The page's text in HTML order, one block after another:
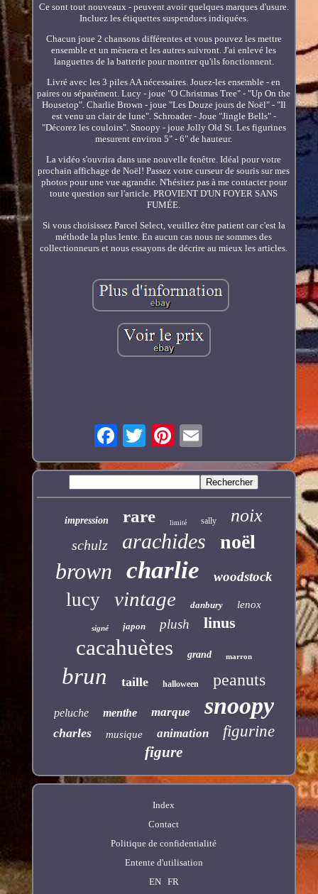
Ce sont tout nouveaux - peuvent avoir quelques marques d'usure.
Incluez les étiquettes suspendues indiquées.
Chacun joue 2 chansons différentes et vous pouvez les mettre
ensemble et un mènera et les autres suivront. J'ai enlevé les
languettes de la batterie pour montrer qu'ils fonctionnent.
Livré avec les 3 piles AA nécessaires. Jouez-les ensemble - en
paires ou séparément. Lucy - joue "O Christmas Tree" - "Up On the
Housetop". Charlie Brown - joue "Les Douze jours de Noël" - "Il
est venu un clair de lune". Schroader - Joue "Jingle Bells" -
"Décorez les couloirs". Snoopy - joue Jolly Old St. Les figurines
mesurent environ 5" - 6" de hauteur.
La vidéo s'ouvrira dans une nouvelle fenêtre. Idéal pour votre
prochain affichage de Noël! Passez votre curseur de souris sur mes
photos pour une vue agrandie. N'hésitez pas à me contacter pour
toute question sur l'article. PROVIENT D'UN FOYER SANS
FUMÉE.
Si vous choisissez Parcel Select, veuillez être patient car c'est la
méthode la plus lente. En aucun cas nous ne sommes des
collectionneurs et nous essayons de décrire au mieux les articles.
impression rare limité sally noix
schulz arachides noël
brown charlie woodstock
lucy vintage danbury lenox
signé japon plush linus
cacahuètes grand marron
brun taille halloween peanuts
peluche menthe marque snoopy
charles musique animation figurine
figure
Index
Contact
Politique de confidentialité
Entente d'utilisation
EN
FR